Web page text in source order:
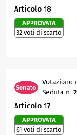
Articolo 18
APPROVATA
32 voti di scarto
Senato
Votazione
Seduta n.
Articolo 17
APPROVATA
61 voti di scarto